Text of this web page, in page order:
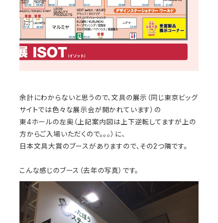
余計にわからないと思うので、文具の展示（同じ東京ビッグ
サイトでは色々な展示会が開かれています）の
東4ホールの左奥（上記案内図は上下逆転してますが上の
方からご入場いただくので。。。）に、
日本文具大賞のブースがありますので、その2つ隣です。
こんな感じのブース（去年の写真）です。